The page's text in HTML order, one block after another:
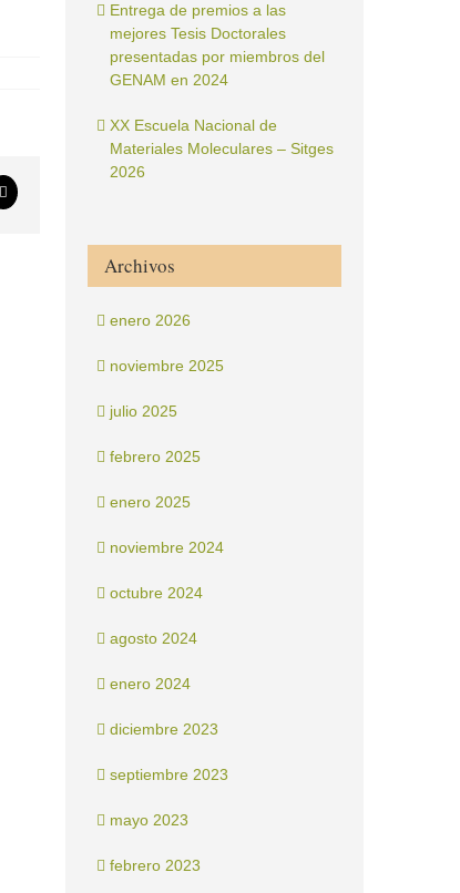
Correo
electrónico
Entrega de premios a las
mejores Tesis Doctorales
presentadas por miembros del
GENAM en 2024
XX Escuela Nacional de
Materiales Moleculares – Sitges
2026
Archivos
enero 2026
noviembre 2025
julio 2025
febrero 2025
enero 2025
noviembre 2024
octubre 2024
agosto 2024
enero 2024
diciembre 2023
septiembre 2023
mayo 2023
febrero 2023